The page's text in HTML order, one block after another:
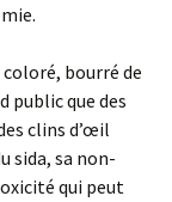
bourré de
public que des
clins d’œil
sida, sa non-
qui peut